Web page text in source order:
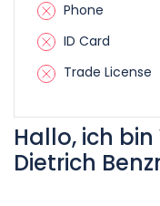
Phone
ID Card
Trade License
Hallo, ich
Dietrich